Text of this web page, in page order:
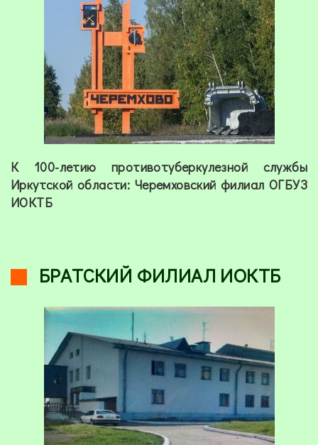
К 100-летию противотуберкулезной службы
Иркутской области: Черемховский филиал ОГБУЗ
ИОКТБ
БРАТСКИЙ ФИЛИАЛ ИОКТБ